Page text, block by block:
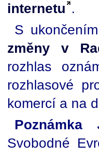
internetu .
S
změny v
rozhlas
rozhlasové
komercí a na
Poznámka
Svobodné